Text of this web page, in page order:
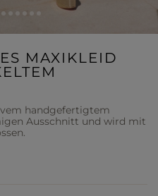
MAXIKLEID
handgefertigtem
Ausschnitt und wird mit